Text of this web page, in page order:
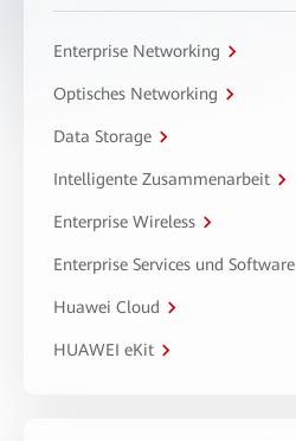
Enterprise Networking
Optisches Networking
Data Storage
Intelligente Zusammenarbeit
Enterprise Wireless
Enterprise Services und Software
Huawei Cloud
HUAWEI eKit